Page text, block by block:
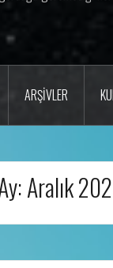
ARŞIVLER
Aralık